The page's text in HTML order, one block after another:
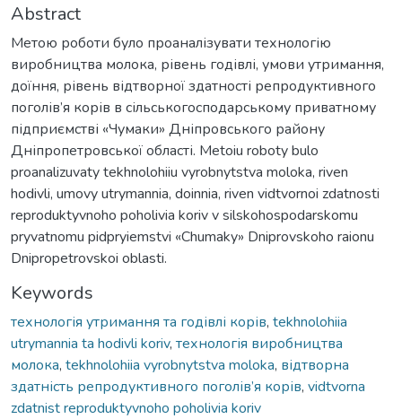
Abstract
Метою роботи було проаналізувати технологію
виробництва молока, рівень годівлі, умови утримання,
доїння, рівень відтворної здатності репродуктивного
поголів’я корів в сільськогосподарському приватному
підприємстві «Чумаки» Дніпровського району
Дніпропетровської області. Metoiu roboty bulo
proanalizuvaty tekhnolohiiu vyrobnytstva moloka, riven
hodivli, umovy utrymannia, doinnia, riven vidtvornoi zdatnosti
reproduktyvnoho poholivia koriv v silskohospodarskomu
pryvatnomu pidpryiemstvi «Chumaky» Dniprovskoho raionu
Dnipropetrovskoi oblasti.
Keywords
технологія утримання та годівлі корів, tekhnolohiia
utrymannia ta hodivli koriv, технологія виробництва
молока, tekhnolohiia vyrobnytstva moloka, відтворна
здатність репродуктивного поголів’я корів, vidtvorna
zdatnist reproduktyvnoho poholivia koriv